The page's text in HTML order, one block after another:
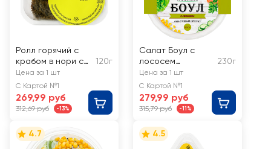
Ролл горячий с
крабом в нори с
соусом РЕСТО
ШИК
120г
Цена за 1 шт
С Картой №1
269,99 руб
312,69 руб -13%
Салат Боул с
лососем
FRESHCLUB
230г
Цена за 1 шт
С Картой №1
279,99 руб
315,79 руб -11%
4.7 4.5